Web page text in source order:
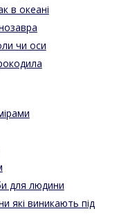
в океані
чи оси
для людини
які виникають під